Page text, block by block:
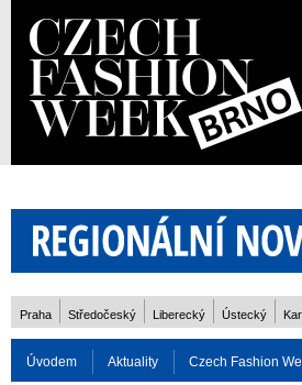
Praha Středočeský Liberecký Ústecký
Úvodem Aktuality Czech Fashion